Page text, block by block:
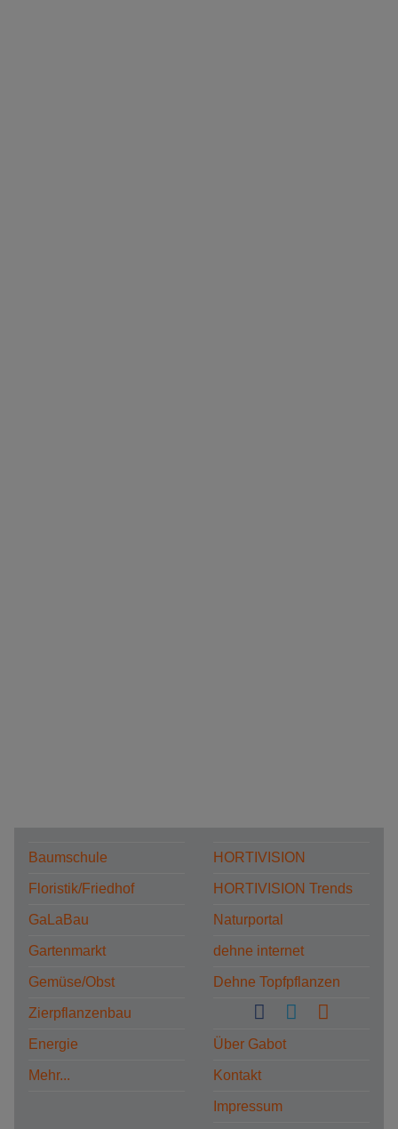
Baumschule
Floristik/Friedhof
GaLaBau
Gartenmarkt
Gemüse/Obst
Zierpflanzenbau
Energie
Mehr...
HORTIVISION
HORTIVISION Trends
Naturportal
dehne internet
Dehne Topfpflanzen
Über Gabot
Kontakt
Impressum